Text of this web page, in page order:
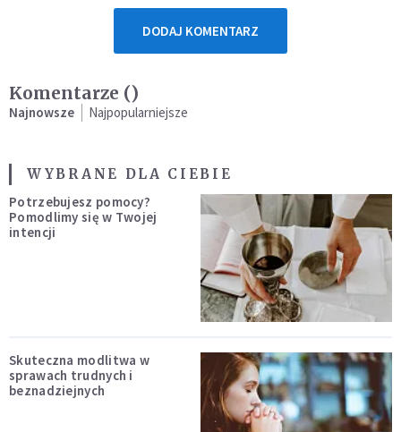
DODAJ KOMENTARZ
Komentarze ()
Najnowsze Najpopularniejsze
WYBRANE DLA CIEBIE
Potrzebujesz pomocy?
Pomodlimy się w Twojej
intencji
Skuteczna modlitwa w
sprawach trudnych i
beznadziejnych